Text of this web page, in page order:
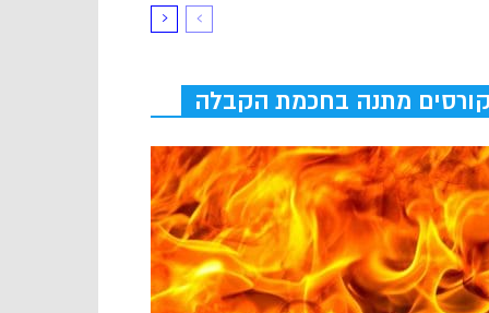
קורסים מתנה בחכמת הקבלה